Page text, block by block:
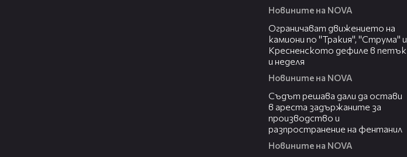
Новините на NOVA
Ограничават движението на
камиони по "Тракия", "Струма" и
Кресненското дефиле в петък
и неделя
Новините на NOVA
Съдът решава дали да остави
в ареста задържаните за
производство и
разпространение на фентанил
Новините на NOVA